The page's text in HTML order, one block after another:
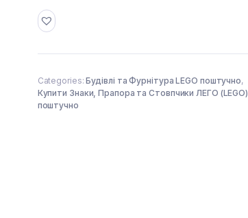
(6170470)
used
Categories:Будівлі та Фурнітура LEGO поштучно,
Купити Знаки, Прапора та Стовпчики ЛЕГО (LEGO)
поштучно